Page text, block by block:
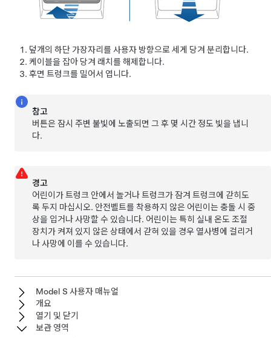
덮개의 하단 가장자리를 사용자 방향으로 세게 당겨 분리합니다.
케이블을 잡아 당겨 래치를 해제합니다.
후면 트렁크를 밀어서 엽니다.
참고
버튼은 잠시 주변 불빛에 노출되면 그 후 몇 시간 정도 빛을 냅니
다.
경고
어린이가 트렁크 안에서 놀거나 트렁크가 잠겨 트렁크에 갇히도
록 두지 마십시오. 안전벨트를 착용하지 않은 어린이는 충돌 시 중
상을 입거나 사망할 수 있습니다. 어린이는 특히 실내 온도 조절
장치가 켜져 있지 않은 상태에서 갇혀 있을 경우 열사병에 걸리거
나 사망에 이를 수 있습니다.
Model S 사용자 매뉴얼
개요
열기 및 닫기
보관 영역